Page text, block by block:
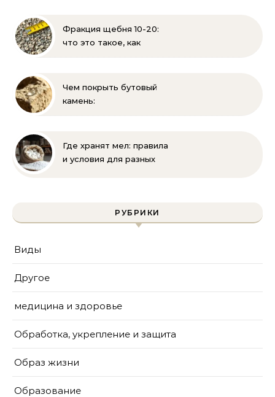
Геология и
Фракция щебня 10-20:
что это такое, как
Чем покрыть бутовый
камень:
известняка
Где хранят мел: правила
и условия для разных
РУБРИКИ
Виды
Другое
медицина и здоровье
Обработка, укрепление и защита
Образ жизни
Образование